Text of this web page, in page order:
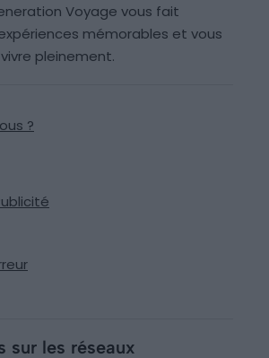
Voyage vous fait
mémorables et vous
pleinement.
?
sur les réseaux